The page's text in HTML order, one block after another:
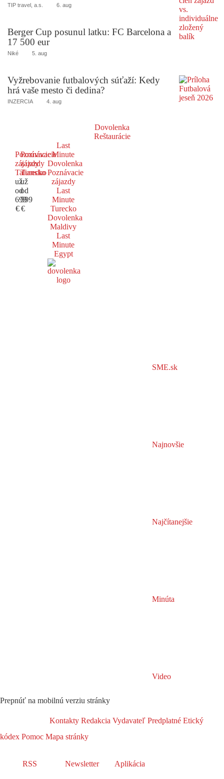
TIP travel, a.s. 6. aug
Berger Cup posunul latku: FC Barcelona a
17 500 eur
Niké 5. aug
Vyžrebovanie futbalových súťaží: Kedy
hrá vaše mesto či dedina?
INZERCIA 4. aug
Dovolenka
Reštaurácie
Poznávacie
zájazdy
Taliansko
už
od
699
€
Poznávacie
zájazdy
Turecko
už
od
599
€
Last
Minute
Dovolenka
Poznávacie
zájazdy
Last
Minute
Turecko
Dovolenka
Maldivy
Last
Minute
Egypt
SME.sk
Najnovšie
Najčítanejšie
Minúta
Video
Prepnúť na mobilnú verziu stránky
Kontakty Redakcia Vydavateľ Predplatné Etický
kódex Pomoc Mapa stránky
RSS Newsletter Aplikácia